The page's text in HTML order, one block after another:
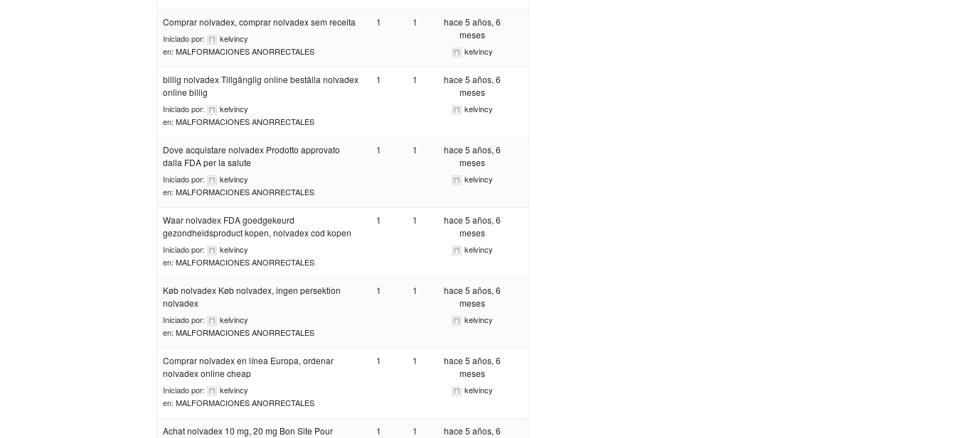
Comprar nolvadex, comprar nolvadex sem receita
Iniciado por:
kelvincy
en: MALFORMACIONES ANORRECTALES
1 1
hace 5 años, 6
meses
kelvincy
billig nolvadex Tillgänglig online beställa nolvadex
online billig
Iniciado por:
kelvincy
en: MALFORMACIONES ANORRECTALES
1 1
hace 5 años, 6
meses
kelvincy
Dove acquistare nolvadex Prodotto approvato
dalla FDA per la salute
Iniciado por:
kelvincy
en: MALFORMACIONES ANORRECTALES
1 1
hace 5 años, 6
meses
kelvincy
Waar nolvadex FDA goedgekeurd
gezondheidsproduct kopen, nolvadex cod kopen
Iniciado por:
kelvincy
en: MALFORMACIONES ANORRECTALES
1 1
hace 5 años, 6
meses
kelvincy
Køb nolvadex Køb nolvadex, ingen persektion
nolvadex
Iniciado por:
kelvincy
en: MALFORMACIONES ANORRECTALES
1 1
hace 5 años, 6
meses
kelvincy
Comprar nolvadex en línea Europa, ordenar
nolvadex online cheap
Iniciado por:
kelvincy
en: MALFORMACIONES ANORRECTALES
1 1
hace 5 años, 6
meses
kelvincy
Achat nolvadex 10 mg, 20 mg Bon Site Pour
1 1
hace 5 años, 6